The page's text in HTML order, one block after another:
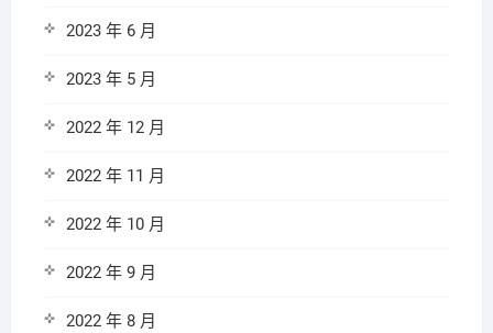
2023 年 6 月
2023 年 5 月
2022 年 12 月
2022 年 11 月
2022 年 10 月
2022 年 9 月
2022 年 8 月